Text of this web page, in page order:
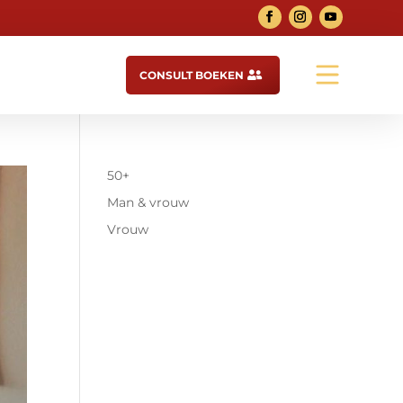

CONSULT BOEKEN
50+
Man & vrouw
Vrouw